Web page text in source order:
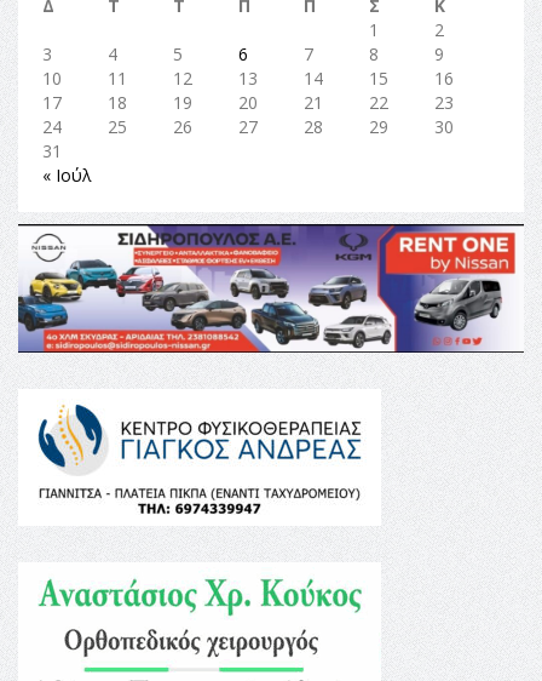
Δ
Τ Τ Π Π Σ
Κ
1
2
3
4 5 6 7 8
9
10
11 12 13 14 15
16
17
18 19 20 21 22
23
24
25 26 27 28 29
30
31
« Ιούλ